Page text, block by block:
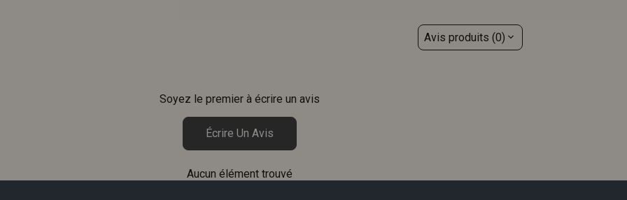
Avis produits (0)
Soyez le premier à écrire un avis
Écrire Un Avis
Aucun élément trouvé